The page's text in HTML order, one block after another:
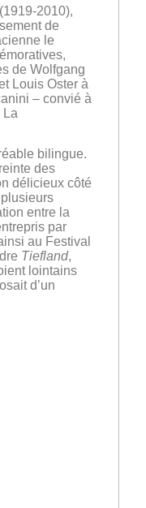
2010),
de
le
de Wolfgang
Louis Oster à
– convié à
La
bilingue.
des
délicieux côté
entre la
par
au Festival
Tiefland,
lointains
d’un